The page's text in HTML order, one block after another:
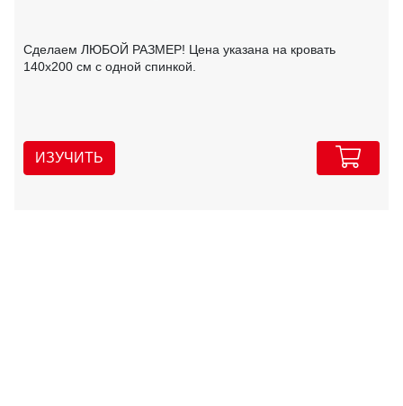
Сделаем ЛЮБОЙ РАЗМЕР! Цена указана на кровать
140х200 см с одной спинкой.
ИЗУЧИТЬ